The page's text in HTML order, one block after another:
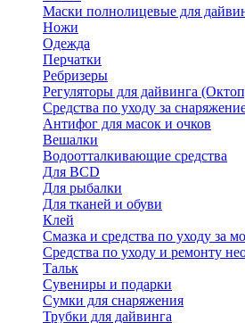
Маски полнолицевые для
Ножи
Одежда
Перчатки
Ребризеры
Регуляторы для дайвинга
Средства по уходу за
Антифог для масок и очков
Вешалки
Водоотталкивающие средства
Для BCD
Для рыбалки
Для тканей и обуви
Клей
Смазка и средства по уходу за
Средства по уходу и ремонту
Тальк
Сувениры и подарки
Сумки для снаряжения
Трубки для дайвинга